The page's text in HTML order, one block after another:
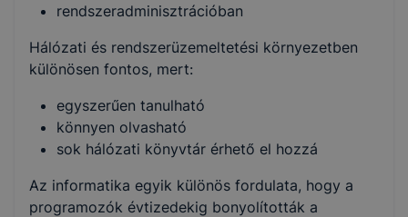
rendszeradminisztrációban
Hálózati és rendszerüzemeltetési környezetben
különösen fontos, mert:
egyszerűen tanulható
könnyen olvasható
sok hálózati könyvtár érhető el hozzá
Az informatika egyik különös fordulata, hogy a
programozók évtizedekig bonyolították a